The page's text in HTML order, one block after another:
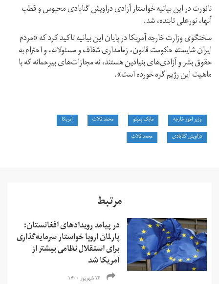
نائورت در این بیانیه خواستار آزادی دراویش گنابادی محبوس و قطب
آنها، نورعلی تابنده، شد.
سخنگوی وزارت خارجه آمریکا در پایان این بیانیه تاکید کرد که «مردم
ایران شایسته حکومت قانون، زمامداری شفاف و مسئولانه، و احترام به
حقوق بشر و آزادی‌های بنیادین هستند، نه مجازات‌های بیرحمانه که با
ماهیت این رژیم گره خورده است».
وزیر امور خارجه مایک پمپئو محمد ثلاث
آمریکا
دراویش گنابادی
محمد ثلاث
مرتبط
در پیامد رویدادهای افغانستان:
پارلمان اروپا خواستار سرمایه‌گذاری
برای استقلال نظامی بیشتر از
آمریکا شد
۲۶ شهریور ۱۴۰۰